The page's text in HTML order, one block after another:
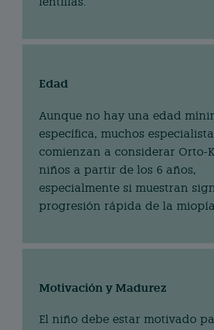
Edad
Aunque no hay una edad
específica, muchos
comienzan a considerar Orto-
niños a partir de los 6 años,
especialmente si muestran
progresión rápida de la miopía.
Motivación y Madurez
El niño debe estar motivado